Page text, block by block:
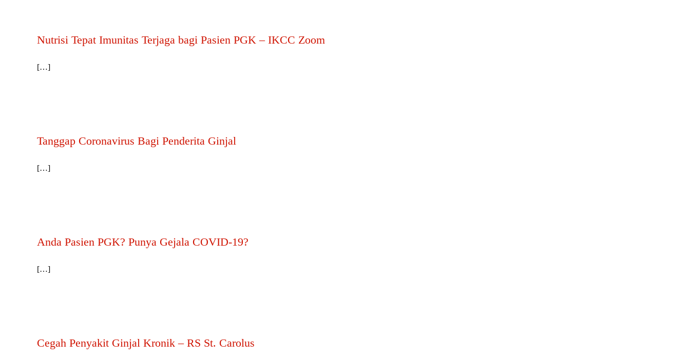
Nutrisi Tepat Imunitas Terjaga bagi Pasien PGK – IKCC Zoom
[…]
Tanggap Coronavirus Bagi Penderita Ginjal
[…]
Anda Pasien PGK? Punya Gejala COVID-19?
[…]
Cegah Penyakit Ginjal Kronik – RS St. Carolus